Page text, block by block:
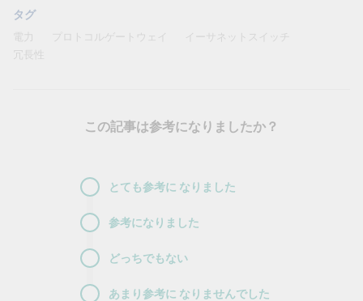
タグ
電力 プロトコルゲートウェイ
イーサネットスイッチ
冗長性
この記事は参考になりましたか？
あまり参考に なりませんでした
どっちでもない
参考になりました
とても参考に なりました